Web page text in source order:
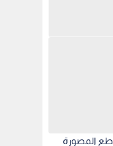
المصورة